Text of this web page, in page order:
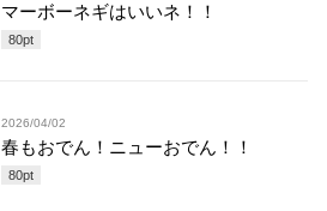
マーボーネギはいいネ！！
80pt
2026/04/02
春もおでん！ニューおでん！！
80pt